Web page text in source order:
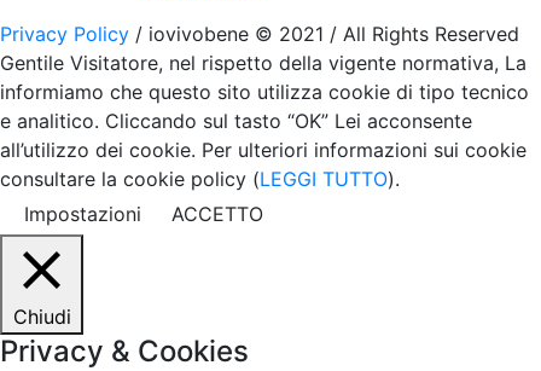
Privacy Policy / iovivobene © 2021 / All Rights Reserved
Gentile Visitatore, nel rispetto della vigente normativa, La
informiamo che questo sito utilizza cookie di tipo tecnico
e analitico. Cliccando sul tasto “OK” Lei acconsente
all’utilizzo dei cookie. Per ulteriori informazioni sui cookie
consultare la cookie policy (LEGGI TUTTO).
Impostazioni
ACCETTO
Chiudi
Privacy & Cookies